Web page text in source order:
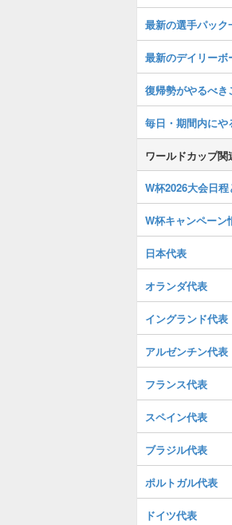
最新の選手パッ
最新のデイリー
復帰勢がやるべき
毎日・期間内にや
ワールドカップ関
W杯2026大会日
W杯キャンペーン
日本代表
オランダ代表
イングランド代表
アルゼンチン代表
フランス代表
スペイン代表
ブラジル代表
ポルトガル代表
ドイツ代表